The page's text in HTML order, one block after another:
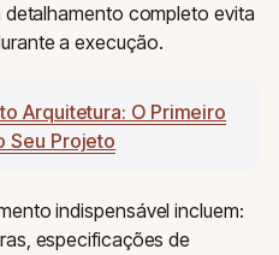
completo evita
a execução.
Arquitetura: O Primeiro
Seu Projeto
indispensável incluem:
especificações de